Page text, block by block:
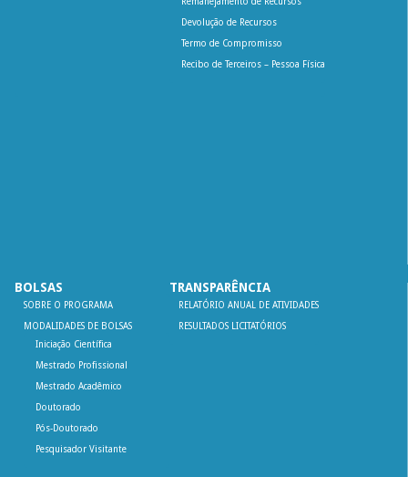
Devolução de Recursos
Termo de Compromisso
Recibo de Terceiros – Pessoa Física
BOLSAS
SOBRE O PROGRAMA
MODALIDADES DE BOLSAS
Iniciação Científica
Mestrado Profissional
Mestrado Acadêmico
Doutorado
Pós-Doutorado
Pesquisador Visitante
TRANSPARÊNCIA
RELATÓRIO ANUAL DE ATIVIDADES
RESULTADOS LICITATÓRIOS